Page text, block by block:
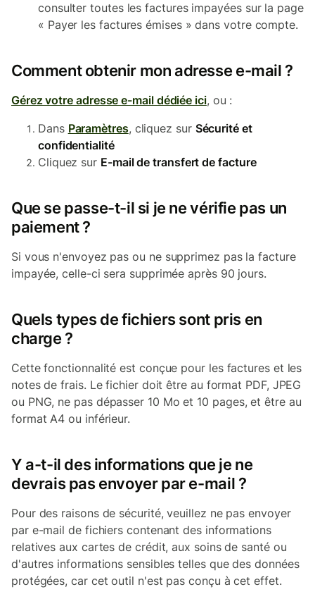
consulter toutes les factures impayées sur la page
« Payer les factures émises » dans votre compte.
Comment obtenir mon adresse e-mail ?
Gérez votre adresse e-mail dédiée ici, ou :
Dans Paramètres, cliquez sur Sécurité et
confidentialité
Cliquez sur E-mail de transfert de facture
Que se passe-t-il si je ne vérifie pas un
paiement ?
Si vous n'envoyez pas ou ne supprimez pas la facture
impayée, celle-ci sera supprimée après 90 jours.
Quels types de fichiers sont pris en
charge ?
Cette fonctionnalité est conçue pour les factures et les
notes de frais. Le fichier doit être au format PDF, JPEG
ou PNG, ne pas dépasser 10 Mo et 10 pages, et être au
format A4 ou inférieur.
Y a-t-il des informations que je ne
devrais pas envoyer par e-mail ?
Pour des raisons de sécurité, veuillez ne pas envoyer
par e-mail de fichiers contenant des informations
relatives aux cartes de crédit, aux soins de santé ou
d'autres informations sensibles telles que des données
protégées, car cet outil n'est pas conçu à cet effet.